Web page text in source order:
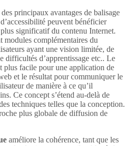
des principaux avantages de balisage
peuvent bénéficier
plus significatif du contenu Internet.
modules complémentaires du
ayant une vision limitée, de
difficultés d’apprentissage etc.. Le
plus facile pour une application de
et le résultat pour communiquer le
de manière à ce qu’il
Ce concept s’étend au-delà de
techniques telles que la conception.
plus globale de diffusion de
améliore la cohérence, tant que les